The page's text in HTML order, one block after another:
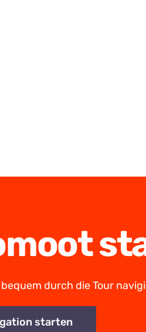
durch die Tour
starten